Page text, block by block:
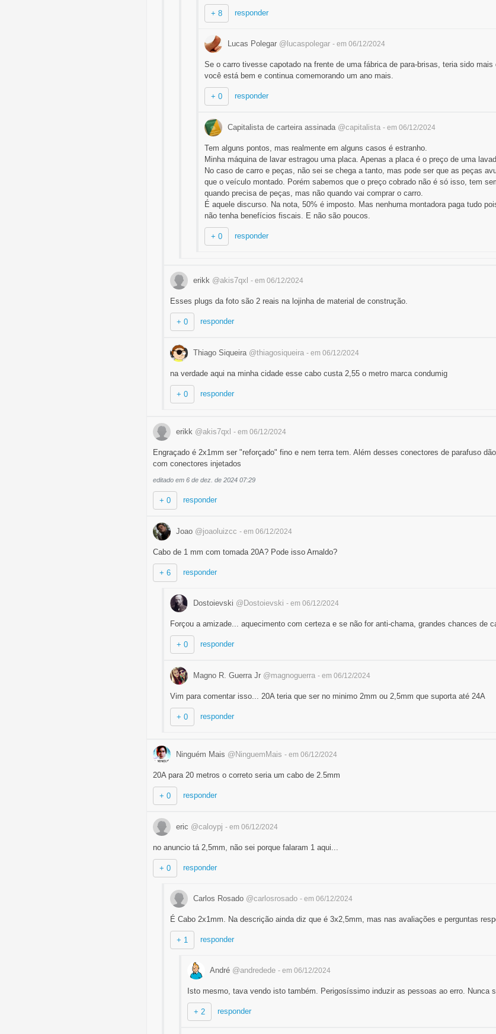
+ 8 responder
Lucas Polegar @lucaspolegar - em 06/12/2024
Se o carro tivesse capotado na frente de uma fábrica de para-brisas, teria sido
você está bem e continua comemorando um ano mais.
+ 0 responder
Capitalista de carteira assinada @capitalista - em 06/12/2024
Tem alguns pontos, mas realmente em alguns casos é estranho.
Minha máquina de lavar estragou uma placa. Apenas a placa é o preço de uma
No caso de carro e peças, não sei se chega a tanto, mas pode ser que as peças
que o veículo montado. Porém sabemos que o preço cobrado não é só isso, tem
quando precisa de peças, mas não quando vai comprar o carro.
É aquele discurso. Na nota, 50% é imposto. Mas nenhuma montadora paga tudo
não tenha benefícios fiscais. E não são poucos.
+ 0 responder
erikk @akis7qxl - em 06/12/2024
Esses plugs da foto são 2 reais na lojinha de material de construção.
+ 0 responder
Thiago Siqueira @thiagosiqueira - em 06/12/2024
na verdade aqui na minha cidade esse cabo custa 2,55 o metro marca condumig
+ 0 responder
erikk @akis7qxl - em 06/12/2024
Engraçado é 2x1mm ser "reforçado" fino e nem terra tem. Além desses conectores de parafuso
com conectores injetados
editado em 6 de dez. de 2024 07:29
+ 0 responder
Joao @joaoluizcc - em 06/12/2024
Cabo de 1 mm com tomada 20A? Pode isso Arnaldo?
+ 6 responder
Dostoievski @Dostoievski - em 06/12/2024
Forçou a amizade... aquecimento com certeza e se não for anti-chama, grandes chances de
+ 0 responder
Magno R. Guerra Jr @magnoguerra - em 06/12/2024
Vim para comentar isso... 20A teria que ser no minimo 2mm ou 2,5mm que suporta até 24A
+ 0 responder
Ninguém Mais @NinguemMais - em 06/12/2024
20A para 20 metros o correto seria um cabo de 2.5mm
+ 0 responder
eric @caloypj - em 06/12/2024
no anuncio tá 2,5mm, não sei porque falaram 1 aqui...
+ 0 responder
Carlos Rosado @carlosrosado - em 06/12/2024
É Cabo 2x1mm. Na descrição ainda diz que é 3x2,5mm, mas nas avaliações e perguntas
+ 1 responder
André @andredede - em 06/12/2024
Isto mesmo, tava vendo isto também. Perigosíssimo induzir as pessoas ao erro. Nunca
+ 2 responder